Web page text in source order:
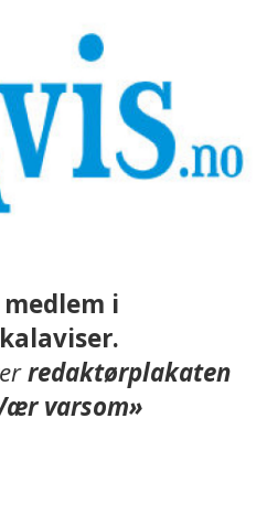
i
redaktørplakaten
varsom»